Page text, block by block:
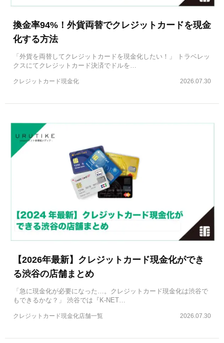
換金率94%！外貨両替でクレジットカードを現金
化する方法
「外貨を両替してクレジットカードを現金化したい！」 トラベレッ
クスにてクレジットカード決済でドルを…
2026.07.30
クレジットカード現金化
【2026年最新】クレジットカード現金化ができ
る渋谷の店舗まとめ
「急に現金化が必要になった…。クレジットカード現金化は渋谷で
もできるかな？」 渋谷では『K-NET…
2026.07.30
クレジットカード現金化店舗一覧